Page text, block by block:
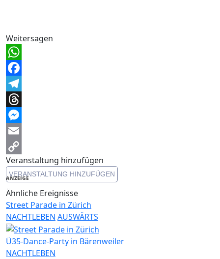
Weitersagen
WhatsApp
Facebook
Telegram
Threads
Messenger
Email
Copy
Link
Veranstaltung hinzufügen
VERANSTALTUNG HINZUFÜGEN
ANZEIGE
Ähnliche Ereignisse
Street Parade in Zürich
NACHTLEBEN AUSWÄRTS
Ü35-Dance-Party in Bärenweiler
NACHTLEBEN